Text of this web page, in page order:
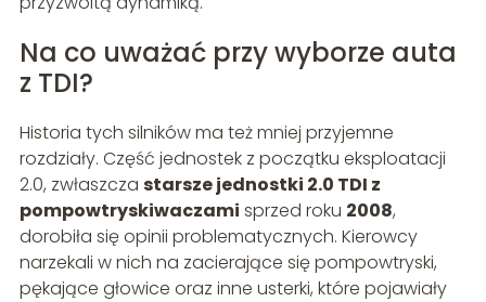
Na co uważać przy wyborze auta
z TDI?
Historia tych silników ma też mniej przyjemne
rozdziały. Część jednostek z początku eksploatacji
2.0, zwłaszcza starsze jednostki 2.0 TDI z
pompowtryskiwaczami sprzed roku 2008,
dorobiła się opinii problematycznych. Kierowcy
narzekali w nich na zacierające się pompowtryski,
pękające głowice oraz inne usterki, które pojawiały